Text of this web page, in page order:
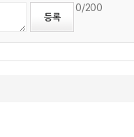
0/200